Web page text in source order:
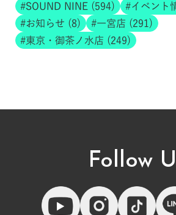
SOUND NINE (594)
イベント
お知らせ (8)
一宮店 (291)
東京・御茶ノ水店 (249)
Follow